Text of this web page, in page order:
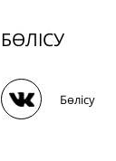
БӨЛІСУ
Бөлісу